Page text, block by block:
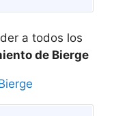
a todos los
de Bierge